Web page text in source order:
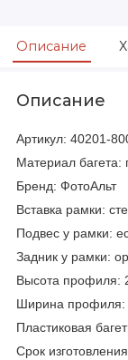
Описание
Описание
Артикул: 40201-
Материал багета:
Бренд: ФотоАльт
Вставка рамки:
Подвес у рамки:
Задник у рамки:
Высота профиля:
Ширина профиля:
Пластиковая
Срок